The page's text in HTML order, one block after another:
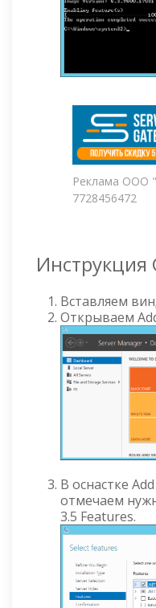
Реклама ООО
7728456472
Инструкция
Вставляем
Открываем
В оснастке
отмечаем
3.5 Features.